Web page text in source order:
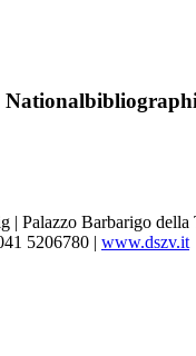
| Palazzo Barbarigo
5206780 | www.dszv.it